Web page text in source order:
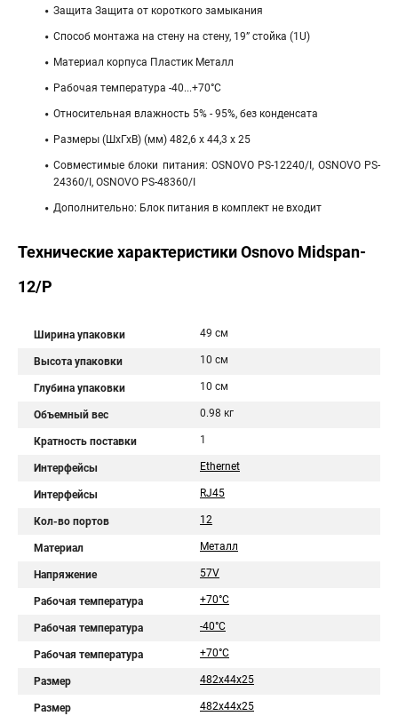
Защита Защита от короткого замыкания
Способ монтажа на стену на стену, 19” стойка (1U)
Материал корпуса Пластик Металл
Рабочая температура -40...+70°С
Относительная влажность 5% - 95%, без конденсата
Размеры (ШхГхВ) (мм) 482,6 x 44,3 x 25
Совместимые блоки питания: OSNOVO PS-12240/I, OSNOVO PS-
24360/I, OSNOVO PS-48360/I
Дополнительно: Блок питания в комплект не входит
Технические характеристики Osnovo Midspan-
12/P
Ширина упаковки 49 см
Высота упаковки 10 см
Глубина упаковки 10 см
Объемный вес 0.98 кг
Кратность поставки 1
Интерфейсы Ethernet
Интерфейсы RJ45
Кол-во портов 12
Материал Металл
Напряжение 57V
Рабочая температура +70°C
Рабочая температура -40°C
Рабочая температура +70°С
Размер 482x44x25
Размер 482х44х25